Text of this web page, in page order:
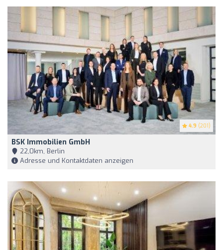
4.9 (201)
BSK Immobilien GmbH
22,0km, Berlin
Adresse und Kontaktdaten anzeigen